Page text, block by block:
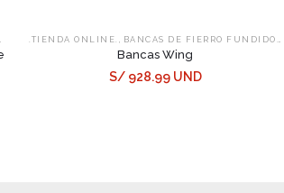
.TIENDA ONLINE. , BANCAS DE FIERRO FUNDIDO ,
Bancas Wing
S/ 928.99 UND